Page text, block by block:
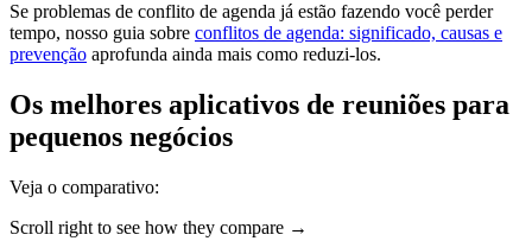
Se problemas de conflito de agenda já estão fazendo você perder
tempo, nosso guia sobre conflitos de agenda: significado, causas e
prevenção aprofunda ainda mais como reduzi-los.
Os melhores aplicativos de reuniões para
pequenos negócios
Veja o comparativo:
Scroll right to see how they compare →